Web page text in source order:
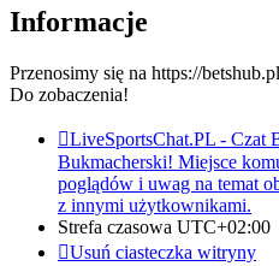
Informacje
Przenosimy się na https://
Do zobaczenia!
LiveSportsChat.PL - Czat
Bukmacherski! Miejsce
poglądów i uwag na temat
z innymi użytkownikami.
Strefa czasowa UTC+02:00
Usuń ciasteczka witryny